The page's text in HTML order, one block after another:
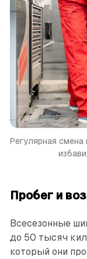
Регулярная смена
Пробег и
Всесезонные
до 50 тысяч
который они